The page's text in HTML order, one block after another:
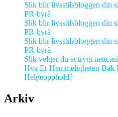
Slik blir livsstilsbloggen din
PR-byrå
Slik blir livsstilsbloggen din
PR-byrå
Slik blir livsstilsbloggen din
PR-byrå
Slik velger du et trygt
Hva Er Hemmeligheten
Helgeopphold?
Arkiv